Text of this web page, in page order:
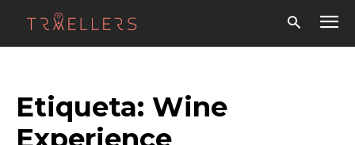
Etiqueta: Wine